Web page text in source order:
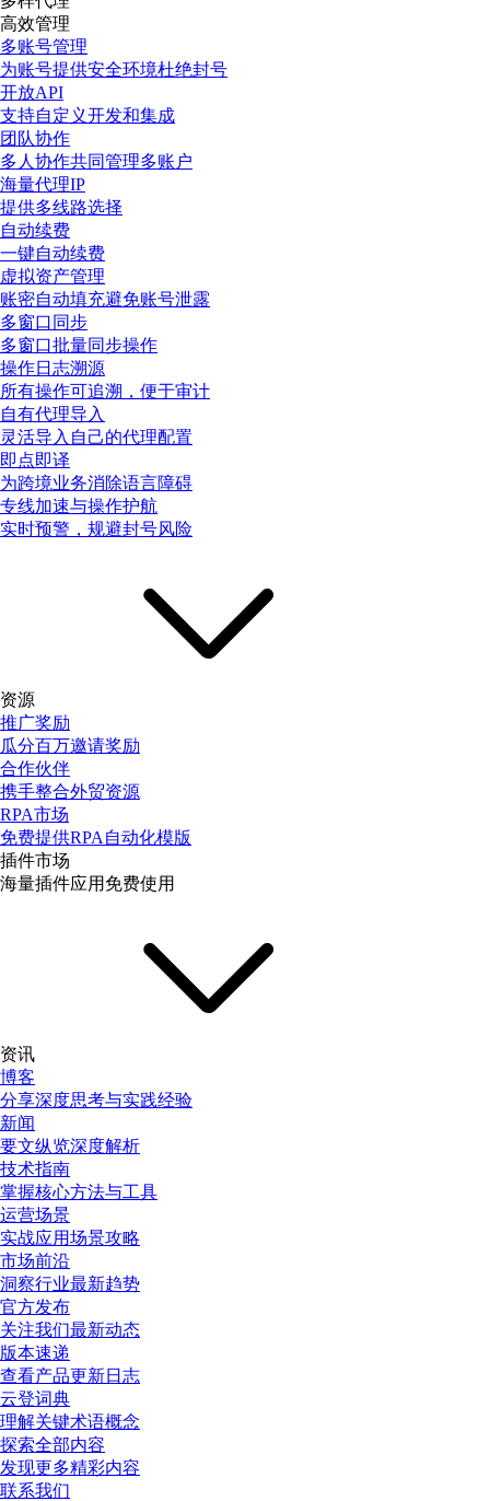
高效管理
多账号管理
为账号提供安全环境杜绝封号
开放API
支持自定义开发和集成
团队协作
多人协作共同管理多账户
海量代理IP
提供多线路选择
自动续费
一键自动续费
虚拟资产管理
账密自动填充避免账号泄露
多窗口同步
多窗口批量同步操作
操作日志溯源
所有操作可追溯，便于审计
自有代理导入
灵活导入自己的代理配置
即点即译
为跨境业务消除语言障碍
专线加速与操作护航
实时预警，规避封号风险
资源
推广奖励
瓜分百万邀请奖励
合作伙伴
携手整合外贸资源
RPA市场
免费提供RPA自动化模版
插件市场
海量插件应用免费使用
资讯
博客
分享深度思考与实践经验
新闻
要文纵览深度解析
技术指南
掌握核心方法与工具
运营场景
实战应用场景攻略
市场前沿
洞察行业最新趋势
官方发布
关注我们最新动态
版本速递
查看产品更新日志
云登词典
理解关键术语概念
探索全部内容
发现更多精彩内容
联系我们